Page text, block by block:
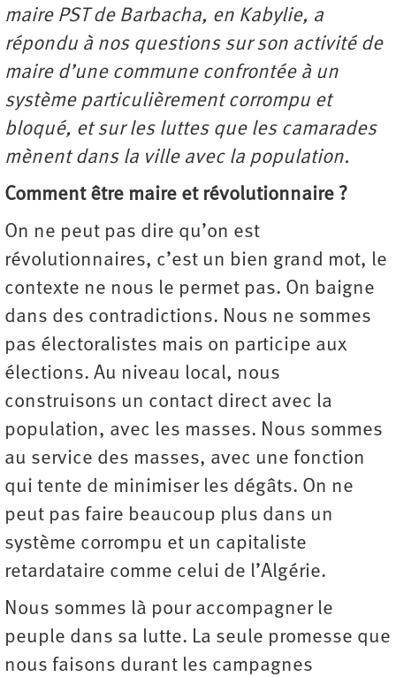
maire PST de Barbacha, en Kabylie, a
répondu à nos questions sur son activité de
maire d’une commune confrontée à un
système particulièrement corrompu et
bloqué, et sur les luttes que les camarades
mènent dans la ville avec la population.
Comment être maire et révolutionnaire ?
On ne peut pas dire qu’on est
révolutionnaires, c’est un bien grand mot, le
contexte ne nous le permet pas. On baigne
dans des contradictions. Nous ne sommes
pas électoralistes mais on participe aux
élections. Au niveau local, nous
construisons un contact direct avec la
population, avec les masses. Nous sommes
au service des masses, avec une fonction
qui tente de minimiser les dégâts. On ne
peut pas faire beaucoup plus dans un
système corrompu et un capitaliste
retardataire comme celui de l’Algérie.
Nous sommes là pour accompagner le
peuple dans sa lutte. La seule promesse que
nous faisons durant les campagnes